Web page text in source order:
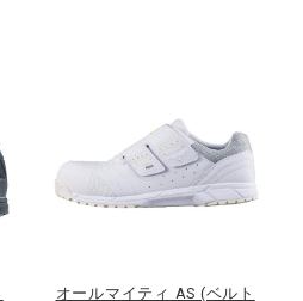
オールマイティ AS (ベルト